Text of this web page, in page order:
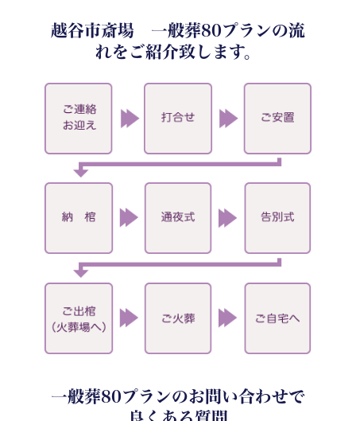
越谷市斎場 一般葬80プランの流
れをご紹介致します。
一般葬80プランのお問い合わせで
良くある質問